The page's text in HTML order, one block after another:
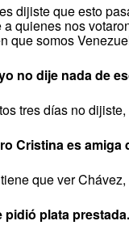
dijiste que esto
a quienes nos
que somos
no dije nada de
tres días no
Cristina es amiga
que ver
plata prestada.